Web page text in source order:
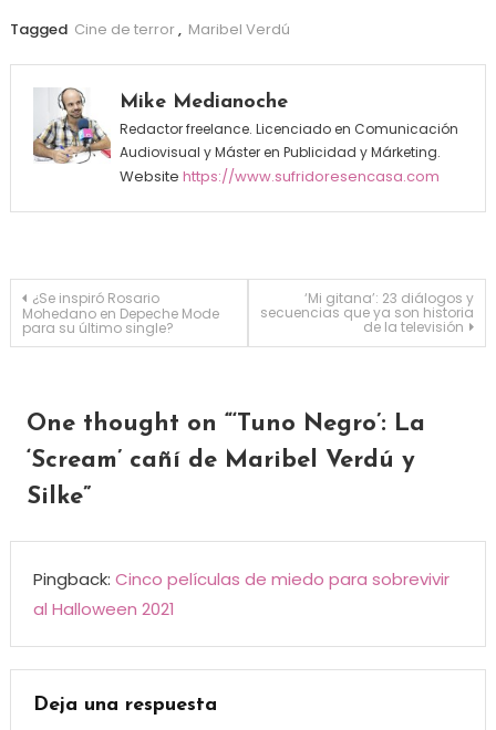
Tagged Cine de terror, Maribel Verdú
Mike Medianoche
Redactor freelance. Licenciado en Comunicación
Audiovisual y Máster en Publicidad y Márketing.
Website https://www.sufridoresencasa.com
Navegación de entradas
¿Se inspiró Rosario
Mohedano en Depeche Mode
para su último single?
‘Mi gitana’: 23 diálogos y
secuencias que ya son historia
de la televisión
One thought on “‘Tuno Negro’: La
‘Scream’ cañí de Maribel Verdú y
Silke”
Pingback: Cinco películas de miedo para sobrevivir
al Halloween 2021
Deja una respuesta